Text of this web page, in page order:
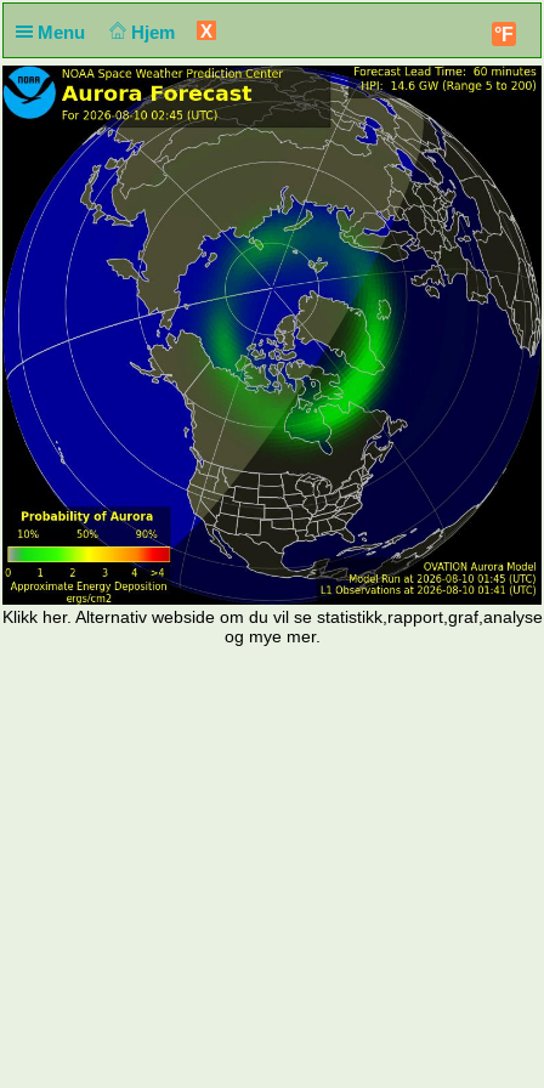
Menu Hjem X °F
Klikk her. Alternativ websideom du vil se statistikk,rapport,graf,analyse
og mye mer.